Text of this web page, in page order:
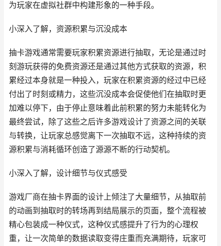
为玩家在虚拟社群中构建形象的一种手段。
小深入了解，资源积累与沉没成本
抽卡游戏通常需要玩家积累资源进行抽取，无论是通过时
刻游玩获得的免费资源还是通过其他方式获取的资源，积
累经过本身就是一种投入，玩家在积累资源的经过中已经
付出了时刻或精力，这些沉没成本会促使他们在抽取时更
加难以停下，由于停止意味着此前积累的努力未能转化为
最终尝试，除了这些之后许多游戏设计了资源之间的关联
与转换，让玩家总感觉离下一次抽取不远，这种持续的资
源积累与消耗循环创造了源源不断的行动契机。
小深入了解，设计细节与仪式感受
游戏厂商在抽卡界面的设计上倾注了大量细节，从抽取前
的动画到抽取时的转场再到结局展示的页面，整个流程被
精心包装成一种仪式，这种仪式感提升了行为的心理权
重，让一次简单的数据读取变得庄重而充满期待，玩家可